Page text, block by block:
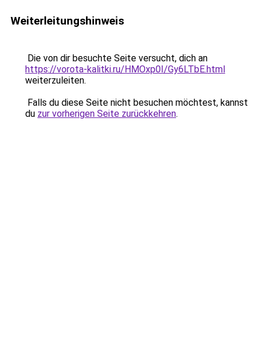
Weiterleitungshinweis
Die von dir besuchte Seite versucht, dich an
https://vorota-kalitki.ru/HMOxp0I/Gy6LTbE.html
weiterzuleiten.
Falls du diese Seite nicht besuchen möchtest, kannst
du zur vorherigen Seite zurückkehren.